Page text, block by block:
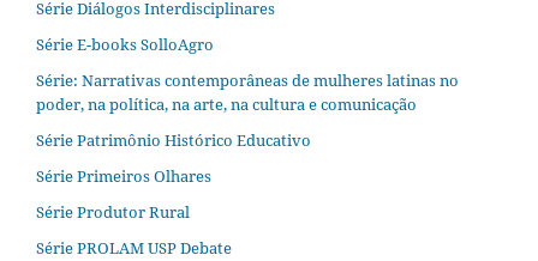
Série Diálogos Interdisciplinares
Série E-books SolloAgro
Série: Narrativas contemporâneas de mulheres latinas no
poder, na política, na arte, na cultura e comunicação
Série Patrimônio Histórico Educativo
Série Primeiros Olhares
Série Produtor Rural
Série PROLAM USP Debate